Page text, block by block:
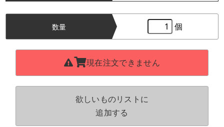
数量 個
現在注文できません
欲しいものリストに
追加する